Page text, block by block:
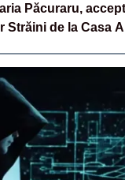
Păcuraru,
Străini de la Casa